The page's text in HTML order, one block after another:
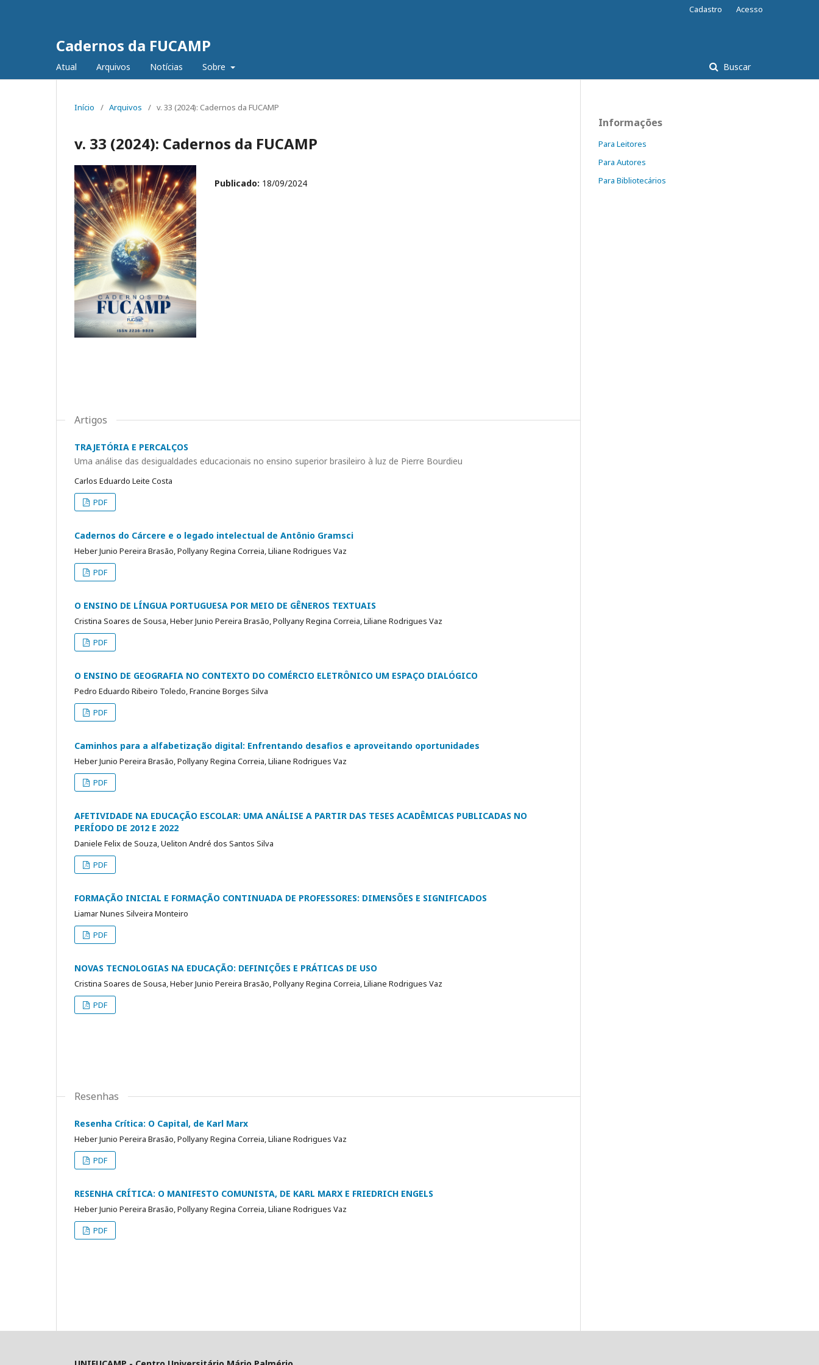
Cadernos da FUCAMP
Atual Arquivos Notícias Sobre Buscar
Cadastro Acesso
Início / Arquivos / v. 33 (2024): Cadernos da FUCAMP
v. 33 (2024): Cadernos da FUCAMP
Publicado: 18/09/2024
Artigos
TRAJETÓRIA E PERCALÇOS
Uma análise das desigualdades educacionais no ensino superior brasileiro à luz de Pierre Bourdieu
Carlos Eduardo Leite Costa
PDF
Cadernos do Cárcere e o legado intelectual de Antônio Gramsci
Heber Junio Pereira Brasão, Pollyany Regina Correia, Liliane Rodrigues Vaz
PDF
O ENSINO DE LÍNGUA PORTUGUESA POR MEIO DE GÊNEROS TEXTUAIS
Cristina Soares de Sousa, Heber Junio Pereira Brasão, Pollyany Regina Correia, Liliane Rodrigues Vaz
PDF
O ENSINO DE GEOGRAFIA NO CONTEXTO DO COMÉRCIO ELETRÔNICO UM ESPAÇO DIALÓGICO
Pedro Eduardo Ribeiro Toledo, Francine Borges Silva
PDF
Caminhos para a alfabetização digital: Enfrentando desafios e aproveitando oportunidades
Heber Junio Pereira Brasão, Pollyany Regina Correia, Liliane Rodrigues Vaz
PDF
AFETIVIDADE NA EDUCAÇÃO ESCOLAR: UMA ANÁLISE A PARTIR DAS TESES ACADÊMICAS PUBLICADAS NO
PERÍODO DE 2012 E 2022
Daniele Felix de Souza, Ueliton André dos Santos Silva
PDF
FORMAÇÃO INICIAL E FORMAÇÃO CONTINUADA DE PROFESSORES: DIMENSÕES E SIGNIFICADOS
Liamar Nunes Silveira Monteiro
PDF
NOVAS TECNOLOGIAS NA EDUCAÇÃO: DEFINIÇÕES E PRÁTICAS DE USO
Cristina Soares de Sousa, Heber Junio Pereira Brasão, Pollyany Regina Correia, Liliane Rodrigues Vaz
PDF
Resenhas
Resenha Crítica: O Capital, de Karl Marx
Heber Junio Pereira Brasão, Pollyany Regina Correia, Liliane Rodrigues Vaz
PDF
RESENHA CRÍTICA: O MANIFESTO COMUNISTA, DE KARL MARX E FRIEDRICH ENGELS
Heber Junio Pereira Brasão, Pollyany Regina Correia, Liliane Rodrigues Vaz
PDF
Informações
Para Leitores
Para Autores
Para Bibliotecários